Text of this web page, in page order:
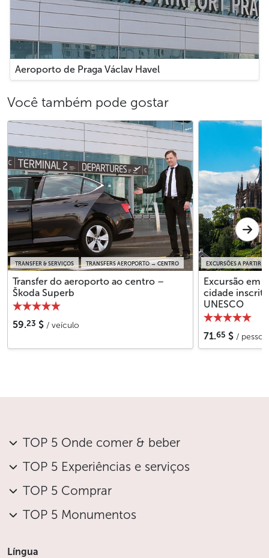
Aeroporto de Praga Václav Havel
Você também pode gostar
TRANSFER & SERVIÇOS TRANSFERS AEROPORTO → CENTRO
Transfer do aeroporto ao centro –
Škoda Superb
59.23 $ / veículo
EXCURSÕES A PARTIR
Excursão em
cidade
UNESCO
71.65 $ / pessoa
TOP 5 Onde comer & beber
TOP 5 Experiências e serviços
TOP 5 Comprar
TOP 5 Monumentos
Língua